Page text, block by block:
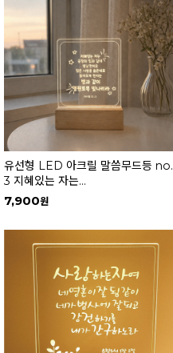
유선형 LED 아크릴 말씀무드등 no.
3 지혜있는 자는...
7,900